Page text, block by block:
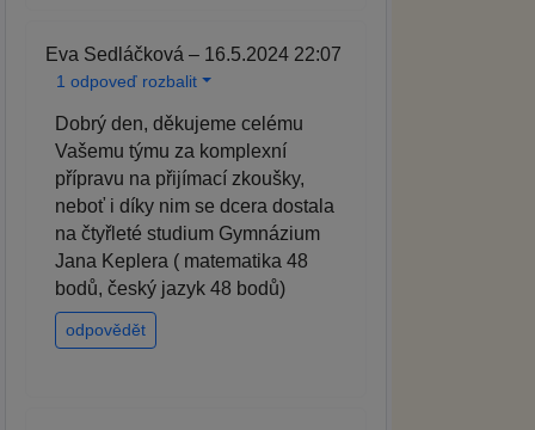
Eva Sedláčková – 16.5.2024 22:07
1 odpoveď rozbalit
Dobrý den, děkujeme celému
Vašemu týmu za komplexní
přípravu na přijímací zkoušky,
neboť i díky nim se dcera dostala
na čtyřleté studium Gymnázium
Jana Keplera ( matematika 48
bodů, český jazyk 48 bodů)
odpovědět